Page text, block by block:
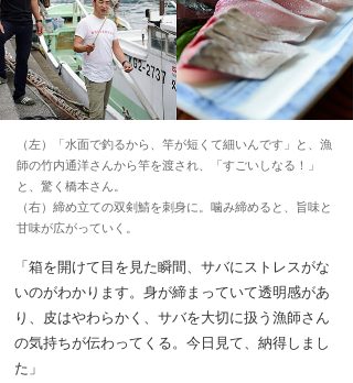
（左）「水面で釣るから、竿が短くて細いんです」と、漁
師の竹内通洋さんから竿を渡され、「すごいしなる！」
と、驚く橋本さん。
（右）締め立ての双剣鯖を刺身に。噛み締めると、旨味と
甘味が広がっていく。
「箱を開けて目を見た瞬間、サバにストレスがな
いのがわかります。身が締まっていて透明感があ
り、皮はやわらかく、サバを大切に扱う漁師さん
の気持ちが伝わってくる。今日見て、納得しまし
た」